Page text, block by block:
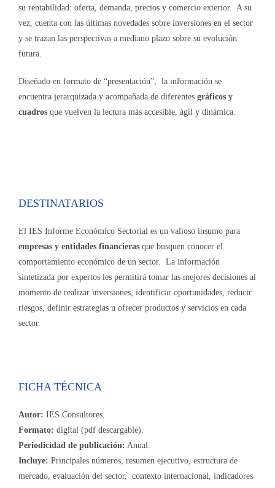
su rentabilidad: oferta, demanda, precios y comercio exterior. A su
vez, cuenta con las últimas novedades sobre inversiones en el sector
y se trazan las perspectivas a mediano plazo sobre su evolución
futura.
Diseñado en formato de “presentación”, la información se
encuentra jerarquizada y acompañada de diferentes gráficos y
cuadros que vuelven la lectura más accesible, ágil y dinámica.
DESTINATARIOS
El IES Informe Económico Sectorial es un valioso insumo para
empresas y entidades financieras que busquen conocer el
comportamiento económico de un sector. La información
sintetizada por expertos les permitirá tomar las mejores decisiones al
momento de realizar inversiones, identificar oportunidades, reducir
riesgos, definir estrategias u ofrecer productos y servicios en cada
sector.
FICHA TÉCNICA
Autor: IES Consultores.
Formato: digital (pdf descargable).
Periodicidad de publicación: Anual.
Incluye: Principales números, resumen ejecutivo, estructura de
mercado, evaluación del sector, contexto internacional, indicadores